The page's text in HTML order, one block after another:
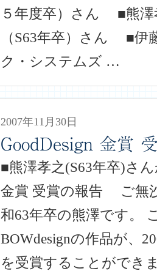
５年度卒）さん ■熊澤
（S63年卒）さん ■伊
ク・システムズ …
2007年11月30日
GoodDesign 金賞
■熊澤孝之(S63年卒)さ
金賞 受賞の報告 ご無
和63年卒の熊澤です。
BOWdesignの作品が、
を受賞することができ